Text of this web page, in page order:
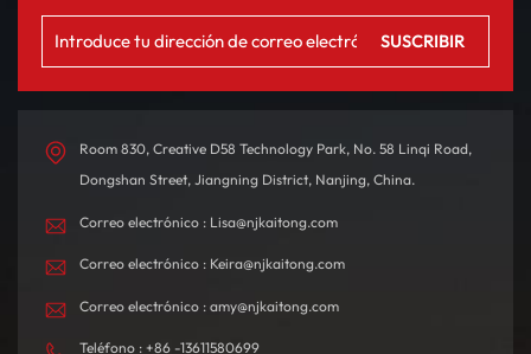
Room 830, Creative D58 Technology Park, No. 58 Linqi Road,
Dongshan Street, Jiangning District, Nanjing, China.
Correo electrónico : Lisa@njkaitong.com
Correo electrónico : Keira@njkaitong.com
Correo electrónico : amy@njkaitong.com
Teléfono : +86 -13611580699